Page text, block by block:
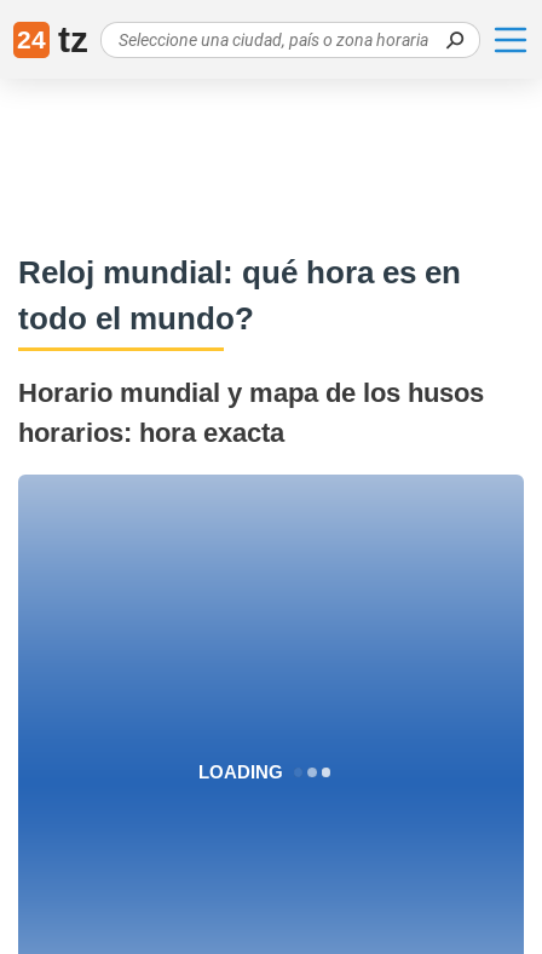
24 tz
Reloj mundial: qué hora es en
todo el mundo?
Horario mundial y mapa de los husos
horarios: hora exacta
LOADING